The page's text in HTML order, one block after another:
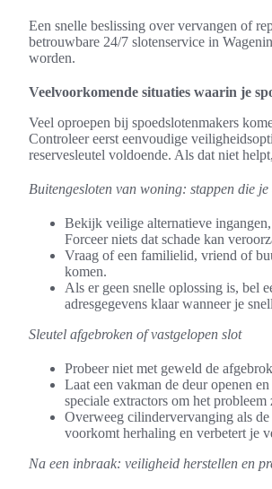
Een snelle beslissing over vervangen of
betrouwbare 24/7 slotenservice in
worden.
Veelvoorkomende situaties waarin je
Veel oproepen bij spoedslotenmakers
Controleer eerst eenvoudige
reservesleutel voldoende. Als dat niet
Buitengesloten van woning: stappen die je
Bekijk veilige alternatieve
Forceer niets dat schade kan
Vraag of een familielid, vriend of
komen.
Als er geen snelle oplossing is, bel
adresgegevens klaar wanneer je
Sleutel afgebroken of vastgelopen slot
Probeer niet met geweld de
Laat een vakman de deur openen
speciale extractors om het probleem
Overweeg cilindervervanging als
voorkomt herhaling en verbetert je
Na een inbraak: veiligheid herstellen en